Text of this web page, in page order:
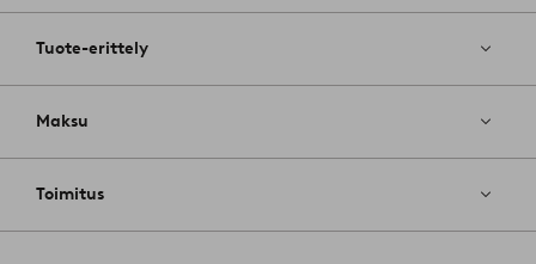
Tuote-erittely
Maksu
Toimitus